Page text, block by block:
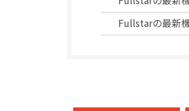
Fullstarの最新